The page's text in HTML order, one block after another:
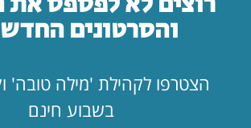
מה עושים ביום הצום?
"אמא, יש משהו שאני חייב לספר לך…"
והסרטונים
הצטרפו לקהילת 'מילה טובה'
בשבוע חינם